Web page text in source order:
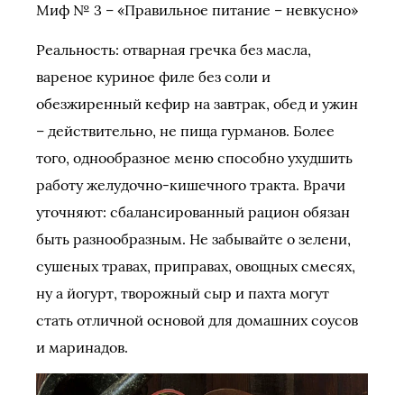
Миф № 3 – «Правильное питание – невкусно»
Реальность: отварная гречка без масла,
вареное куриное филе без соли и
обезжиренный кефир на завтрак, обед и ужин
– действительно, не пища гурманов. Более
того, однообразное меню способно ухудшить
работу желудочно-кишечного тракта. Врачи
уточняют: сбалансированный рацион обязан
быть разнообразным. Не забывайте о зелени,
сушеных травах, приправах, овощных смесях,
ну а йогурт, творожный сыр и пахта могут
стать отличной основой для домашних соусов
и маринадов.